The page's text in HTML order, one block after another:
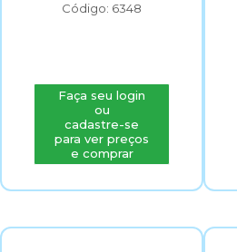
Código: 6348
Faça seu login
ou
cadastre-se
para ver preços
e comprar